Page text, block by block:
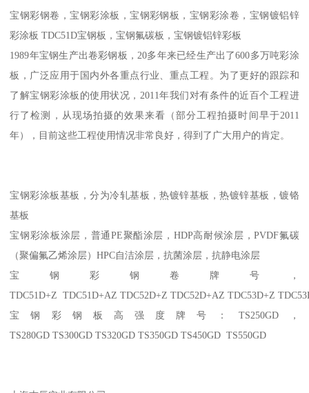
宝钢彩钢卷，宝钢彩涂板，宝钢彩钢板，宝钢彩涂卷，宝钢镀铝锌
彩涂板 TDC51D宝钢板，宝钢氟碳板，宝钢镀铝锌彩板
1989年宝钢生产出卷彩钢板，20多年来已经生产出了600多万吨彩涂
板，广泛应用于国内外各重点行业、重点工程。为了更好的跟踪和
了解宝钢彩涂板的使用状况，2011年我们对有条件的近百个工程进
行了检测，从现场拍摄的效果来看（部分工程拍摄时间早于2011
年），目前这些工程使用情况非常良好，得到了广大用户的肯定。
宝钢彩涂板基板，分为冷轧基板，热镀锌基板，热镀锌基板，镀铬
基板
宝钢彩涂板涂层，普通PE聚酯涂层，HDP高耐候涂层，PVDF氟碳
（聚偏氟乙烯涂层）HPC自洁涂层，抗菌涂层，抗静电涂层
宝钢彩钢卷牌号，
TDC51D+Z TDC51D+AZ TDC52D+Z TDC52D+AZ TDC53D+Z
宝钢彩钢板高强度牌号：TS250GD，
TS280GD TS300GD TS320GD TS350GD TS450GD TS550GD